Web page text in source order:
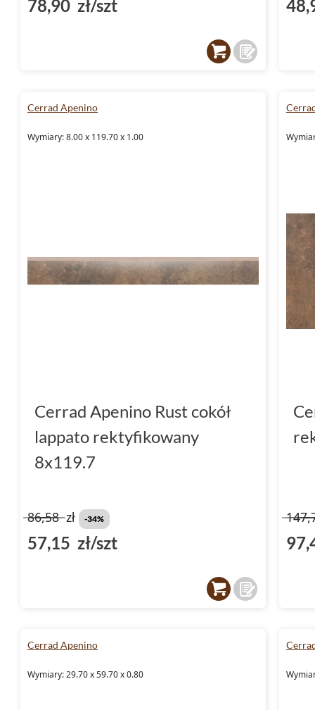
78,90 zł/szt
Cerrad Apenino
Wymiary: 8.00 x 119.70 x 1.00
Cerrad Apenino Rust cokół
lappato rektyfikowany
8x119.7
86,58zł -34%
57,15 zł/szt
Cerrad Apenino
Wymiary: 29.70 x 59.70 x 0.80